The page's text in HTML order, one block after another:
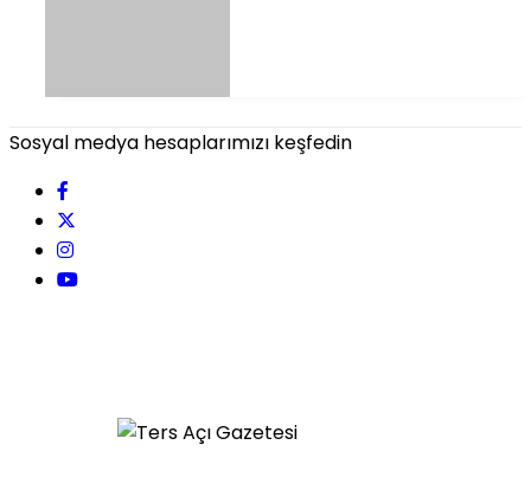
Sosyal medya hesaplarımızı keşfedin